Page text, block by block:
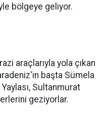
bölgeye geliyor.
araçlarıyla yola çıkan
başta Sümela
Sultanmurat
geziyorlar.